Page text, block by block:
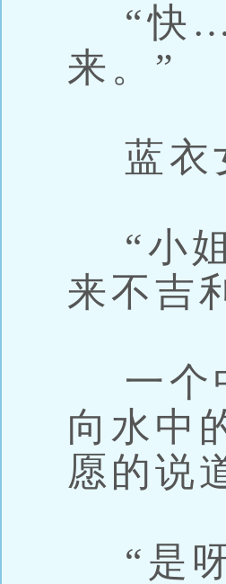
“快
来。”
蓝衣
“小姐
来不吉
一个
向水中
愿的说
“是呀